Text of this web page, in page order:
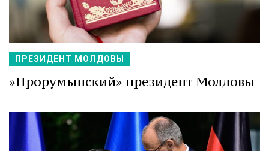
ПРЕЗИДЕНТ МОЛДОВЫ
»Прорумынский» президент Молдовы